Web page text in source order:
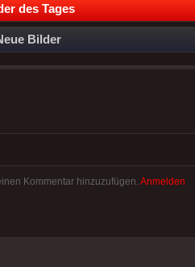
des Tages
Bilder
Kommentar hinzuzufügen. Anmelden